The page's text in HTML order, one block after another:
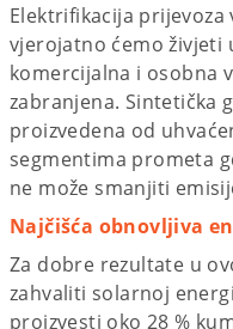
Elektrifikacija prijevoza
vjerojatno ćemo živjeti
komercijalna i osobna
zabranjena. Sintetička
proizvedena od
segmentima prometa
ne može smanjiti
Najčišća obnovljiva
Za dobre rezultate u
zahvaliti solarnoj
proizvesti oko 28 %